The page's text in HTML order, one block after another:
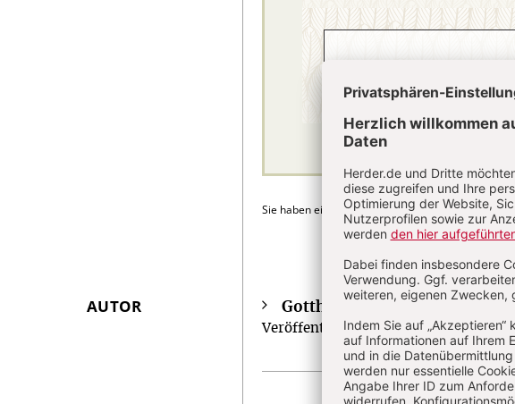
Sie haben ein Abonnement?Anmelden
Überschrift
AUTOR Gotthard Fuchs
Veröffentlichungen zu Theologie,